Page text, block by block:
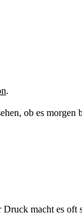
.
ob es morgen
macht es oft